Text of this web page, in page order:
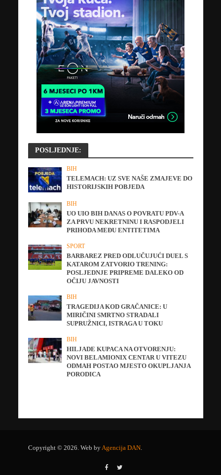
POSLJEDNJE:
BIH
TELEMACH: UZ SVE NAŠE ZMAJEVE DO
HISTORIJSKIH POBJEDA
BIH
UO UIO BIH DANAS O POVRATU PDV-A
ZA PRVU NEKRETNINU I RASPODJELI
PRIHODA MEĐU ENTITETIMA
SPORT
BARBAREZ PRED ODLUČUJUĆI DUEL S
KATAROM ZATVORIO TRENING:
POSLJEDNJE PRIPREME DALEKO OD
OČIJU JAVNOSTI
BIH
TRAGEDIJA KOD GRAČANICE: U
MIRIČINI SMRTNO STRADALI
SUPRUŽNICI, ISTRAGA U TOKU
BIH
HILJADE KUPACA NA OTVORENJU:
NOVI BELAMIONIX CENTAR U VITEZU
ODMAH POSTAO MJESTO OKUPLJANJA
PORODICA
Copyright © 2026. Web by Agencija DAN.